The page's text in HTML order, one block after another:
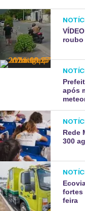
roubo
após
Rede
300
fortes
feira